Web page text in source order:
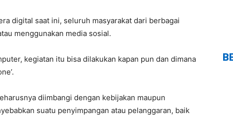
digital saat ini, seluruh masyarakat dari berbagai
menggunakan media sosial.
kegiatan itu bisa dilakukan kapan pun dan dimana
diimbangi dengan kebijakan maupun
suatu penyimpangan atau pelanggaran, baik